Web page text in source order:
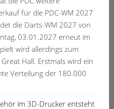
für die PDC-WM 2027
die Darts-WM 2027 von
03.01.2027 erneut im
wird allerdings zum
Hall. Erstmals wird ein
Verteilung der 180.000
im 3D-Drucker entsteht